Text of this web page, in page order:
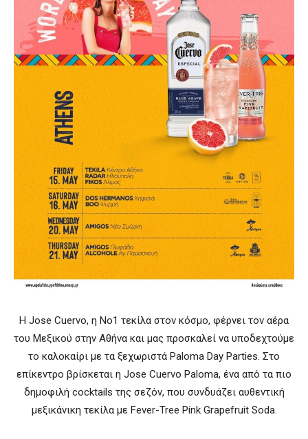
Η Jose Cuervo, η Νο1 τεκίλα στον κόσμο, φέρνει τον αέρα
του Μεξικού στην Αθήνα και μας προσκαλεί να υποδεχτούμε
το καλοκαίρι με τα ξεχωριστά Paloma Day Parties. Στο
επίκεντρο βρίσκεται η Jose Cuervo Paloma, ένα από τα πιο
δημοφιλή cocktails της σεζόν, που συνδυάζει αυθεντική
μεξικάνικη τεκίλα με Fever-Tree Pink Grapefruit Soda.